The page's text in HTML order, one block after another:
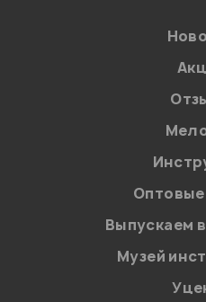
на
персональных данных.
Введите проверочное
Оптовые
Выпускаем
Музей